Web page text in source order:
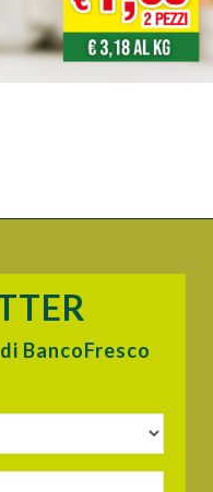
BancoFresco